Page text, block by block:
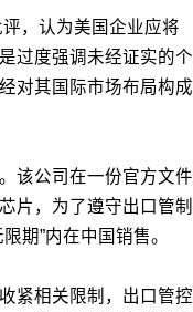
，认为美国企业应将
过度强调未经证实的个
对其国际市场布局构成
该公司在一份官方文件
片，为了遵守出口管制
期”内在中国销售。
紧相关限制，出口管控